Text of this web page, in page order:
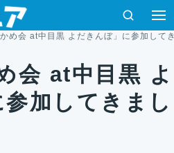
検索
かめ会 at中目黒 よだきんぼ」に参加して
会 at中目黒 よ
加してきまし